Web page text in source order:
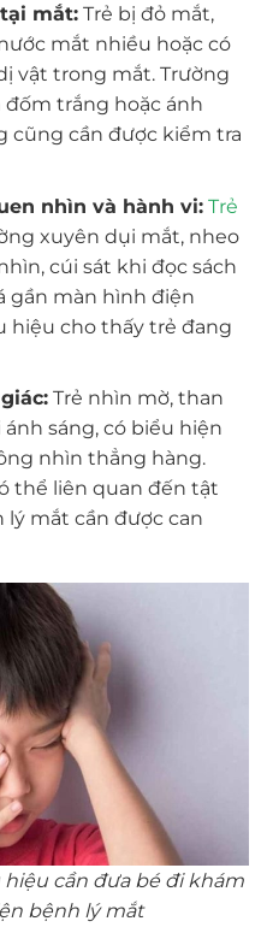
mắt:Trẻ bị đỏ mắt,
mắt nhiều hoặc có
vật trong mắt. Trường
trắng hoặc ánh
cũng cần được kiểm tra
nhìn và hành vi: Trẻ
xuyên dụi mắt, nheo
cúi sát khi đọc sách
gần màn hình điện
hiệu cho thấy trẻ đang
Trẻ nhìn mờ, than
sáng, có biểu hiện
nhìn thẳng hàng.
thể liên quan đến tật
lý mắt cần được can
cần đưa bé đi khám
bệnh lý mắt